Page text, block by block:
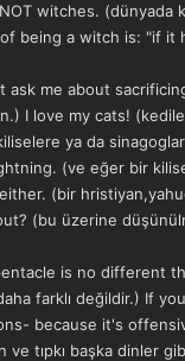
witches. (dünyada
being a witch is: "if it
ask me about
I love my cats!
ya da
(ve eğer bir
(bir
(bu üzerine
is no different
farklı değildir.) If
because it's
ve tıpkı başka dinler